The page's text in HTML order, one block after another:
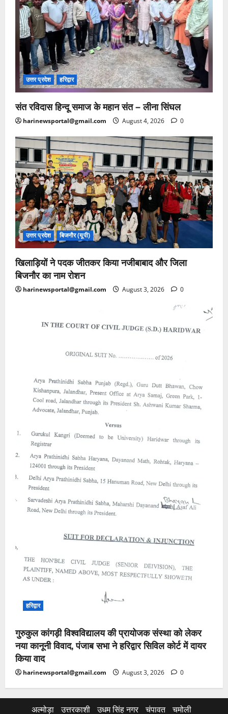
उत्तर प्रदेश हरिद्वार
संत रविदास हिन्दू समाज के महान संत – लीना सिंघल
harinewsportal@gmail.com August 4, 2026 0
उत्तर प्रदेश बिजनौर (यूपी)
खिलाड़ियों ने पदक जीतकर किया नजीबाबाद और जिला
बिजनौर का नाम रोशन
harinewsportal@gmail.com August 3, 2026 0
हरिद्वार
गुरुकुल कांगड़ी विश्वविद्यालय की प्रायोजक संस्था को लेकर
नया कानूनी विवाद, पंजाब सभा ने हरिद्वार सिविल कोर्ट में दायर
किया वाद
harinewsportal@gmail.com August 3, 2026 0
अल्मोड़ा उत्तरकाशी उधम सिंह नगर चंपावत चमोली